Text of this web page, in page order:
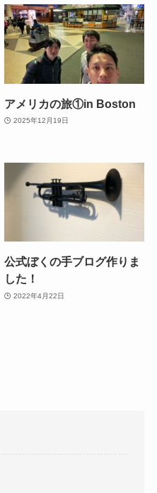
アメリカの旅①in Boston
2025年12月19日
公式ぼくの手ブログ作りま
した！
2022年4月22日